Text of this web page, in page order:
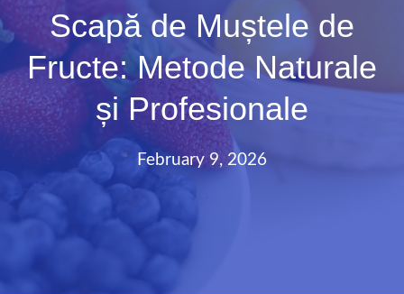
Scapă de Muștele de
Fructe: Metode Naturale
și Profesionale
February 9, 2026